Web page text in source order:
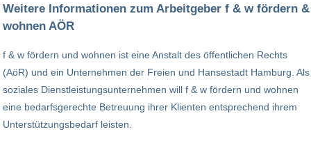
Weitere Informationen zum Arbeitgeber f & w fördern &
wohnen AÖR
f & w fördern und wohnen ist eine Anstalt des öffentlichen Rechts
(AöR) und ein Unternehmen der Freien und Hansestadt Hamburg. Als
soziales Dienstleistungsunternehmen will f & w fördern und wohnen
eine bedarfsgerechte Betreuung ihrer Klienten entsprechend ihrem
Unterstützungsbedarf leisten.